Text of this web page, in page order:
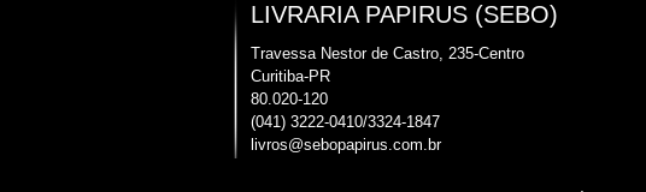
LIVRARIA PAPIRUS (SEBO)
Travessa Nestor de Castro, 235-Centro
Curitiba-PR
80.020-120
(041) 3222-0410/3324-1847
livros@sebopapirus.com.br